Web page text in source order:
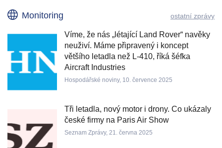
Monitoring ostatní zprávy
Víme, že nás „létající Land Rover“ navěky
neuživí. Máme připravený i koncept
většího letadla než L-410, říká šéfka
Aircraft Industries
Hospodářské noviny, 10. července 2025
Tři letadla, nový motor i drony. Co ukázaly
české firmy na Paris Air Show
Seznam Zprávy, 21. června 2025